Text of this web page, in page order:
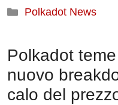
Categorie
Polkadot News
Polkadot
nuovo
calo del